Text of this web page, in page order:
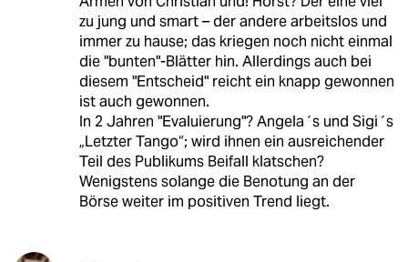
zu jung und smart – der andere arbeitslos und
immer zu hause; das kriegen noch nicht einmal
die "bunten"-Blätter hin. Allerdings auch bei
diesem "Entscheid" reicht ein knapp gewonnen
ist auch gewonnen.
In 2 Jahren "Evaluierung"? Angela´s und Sigi´s
„Letzter Tango“; wird ihnen ein ausreichender
Teil des Publikums Beifall klatschen?
Wenigstens solange die Benotung an der
Börse weiter im positiven Trend liegt.